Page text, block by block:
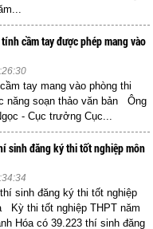
cầm tay được phép mang vào
tay mang vào phòng thi
năng soạn thảo văn bản Ông
- Cục trưởng Cục...
sinh đăng ký thi tốt nghiệp môn
sinh đăng ký thi tốt nghiệp
Kỳ thi tốt nghiệp THPT năm
Hóa có 39.223 thí sinh đăng